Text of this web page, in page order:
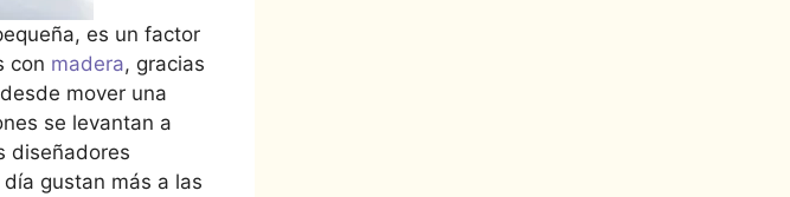
es un factor
con madera, gracias
mover una
se levantan a
diseñadores
gustan más a las